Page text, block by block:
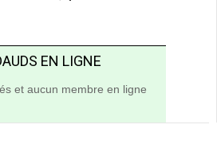
EN LIGNE
et aucun membre en ligne